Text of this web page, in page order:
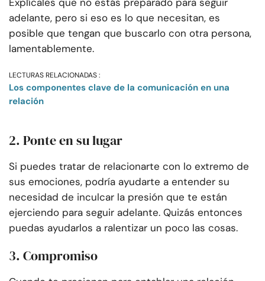
adelante, pero si eso es lo que necesitan, es
posible que tengan que buscarlo con otra persona,
lamentablemente.
LECTURAS RELACIONADAS :
Los componentes clave de la comunicación en una
relación
2. Ponte en su lugar
Si puedes tratar de relacionarte con lo extremo de
sus emociones, podría ayudarte a entender su
necesidad de inculcar la presión que te están
ejerciendo para seguir adelante. Quizás entonces
puedas ayudarlos a ralentizar un poco las cosas.
3. Compromiso